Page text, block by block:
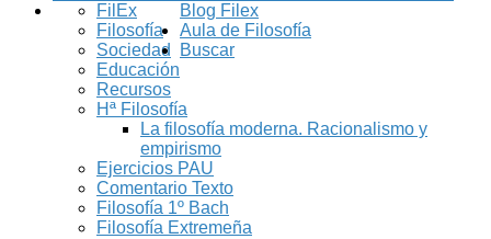
Blog Filex
FilEx
Filosofía
Sociedad
Educación
Recursos
Aula de Filosofía
Hª Filosofía
La filosofía moderna. Racionalismo y
empirismo
Ejercicios PAU
Comentario Texto
Filosofía 1º Bach
Filosofía Extremeña
Buscar